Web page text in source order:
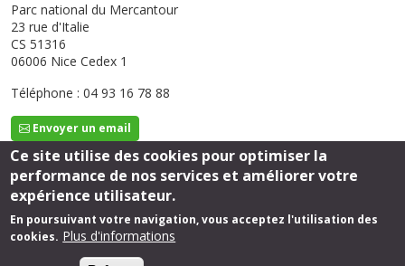
Parc national du Mercantour
23 rue d'Italie
CS 51316
06006 Nice Cedex 1
Téléphone : 04 93 16 78 88
Envoyer un email
Suivez-nous
Ce site utilise des cookies pour optimiser la
performance de nos services et améliorer votre
expérience utilisateur.
En poursuivant votre navigation, vous acceptez l'utilisation des
cookies. Plus d'informations